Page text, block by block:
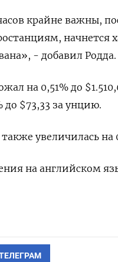
крайне важны,
начнется
- добавил Родда.
на 0,51% до
до $73,33 ​за унцию.
увеличилась на
на английском